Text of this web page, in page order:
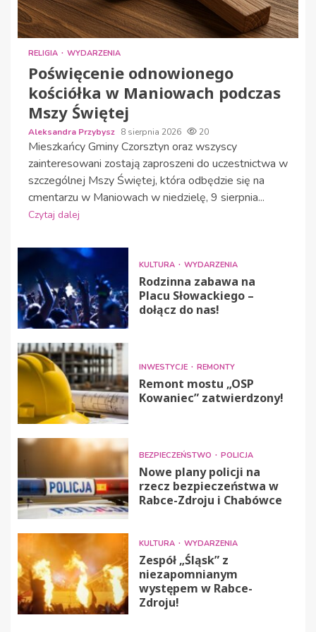
RELIGIA WYDARZENIA
Poświęcenie odnowionego
kościółka w Maniowach podczas
Mszy Świętej
Aleksandra Przybysz 8 sierpnia 2026 20
Mieszkańcy Gminy Czorsztyn oraz wszyscy
zainteresowani zostają zaproszeni do uczestnictwa w
szczególnej Mszy Świętej, która odbędzie się na
cmentarzu w Maniowach w niedzielę, 9 sierpnia...
Czytaj dalej
KULTURA WYDARZENIA
Rodzinna zabawa na
Placu Słowackiego –
dołącz do nas!
INWESTYCJE REMONTY
Remont mostu „OSP
Kowaniec” zatwierdzony!
BEZPIECZEŃSTWO POLICJA
Nowe plany policji na
rzecz bezpieczeństwa w
Rabce-Zdroju i Chabówce
KULTURA WYDARZENIA
Zespół „Śląsk” z
niezapomnianym
występem w Rabce-
Zdroju!